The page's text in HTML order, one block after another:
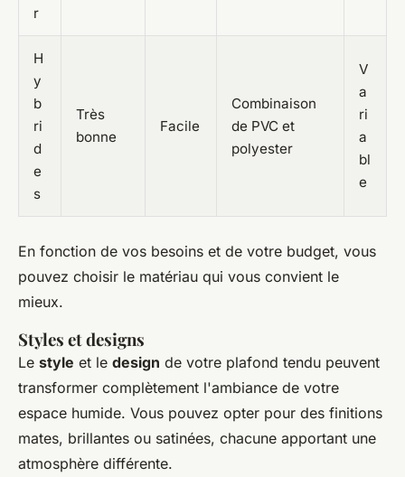
r
H
y
b
ri
d
e
s
Très
bonne
Facile
Combinaison
de PVC et
polyester
V
a
ri
a
bl
e
En fonction de vos besoins et de votre budget, vous
pouvez choisir le matériau qui vous convient le
mieux.
Styles et designs
Le style et le design de votre plafond tendu peuvent
transformer complètement l'ambiance de votre
espace humide. Vous pouvez opter pour des finitions
mates, brillantes ou satinées, chacune apportant une
atmosphère différente.